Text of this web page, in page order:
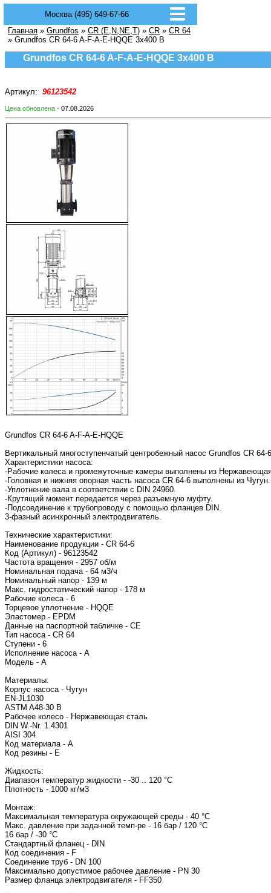
Москва (495) 649-67-66
Главная » Grundfos » CR (E,N,NE,T) » CR » CR 64
» Grundfos CR 64-6 A-F-A-E-HQQE 3х400 В
Grundfos CR 64-6 A-F-A-E-HQQE 3х400 В
Артикул: 96123542
Цена обновлена - 07.08.2026
Grundfos CR 64-6 A-F-A-E-HQQE
Вертикальный многоступенчатый центробежный насос Grundfos CR
Характеристики насоса:
-Рабочие колеса и промежуточные камеры выполнены из
-Головная и нижняя опорная часть насоса CR 64-6 выполнены из Чугун.
-Уплотнение вала в соответствии с DIN 24960.
-Крутящий момент передается через разъемную муфту.
-Подсоединение к трубопроводу с помощью фланцев DIN.
3-фазный асинхронный электродвигатель.
Технические характеристики:
Наименование продукции - CR 64-6
Код (Артикул) - 96123542
Частота вращения - 2957 об/м
Номинальная подача - 64 м3/ч
Номинальный напор - 139 м
Макс. гидростатический напор - 178 м
Рабочие колеса - 6
Торцевое уплотнение - HQQE
Эластомер - EPDM
Данные на паспортной табличке - CE
Тип насоса - CR 64
Ступени - 6
Исполнение насоса - A
Модель - A
Материалы:
Корпус насоса - Чугун
EN-JL1030
ASTM A48-30 B
Рабочее колесо - Нержавеющая сталь
DIN W.-Nr. 1.4301
AISI 304
Код материала - A
Код резины - E
Жидкость:
Диапазон температур жидкости - -30 .. 120 °C
Плотность - 1000 кг/м3
Монтаж:
Максимальная температура окружающей среды - 40 °C
Макс. давление при заданной темп-ре - 16 бар / 120 °C
16 бар / -30 °C
Стандартный фланец - DIN
Код соединения - F
Соединение труб - DN 100
Максимально допустимое рабочее давление - PN 30
Размер фланца электродвигателя